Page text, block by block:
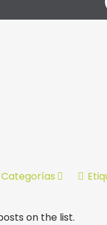
Categorías
on the list.